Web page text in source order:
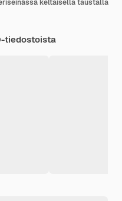
keltaisella taustalla
tiedostoista